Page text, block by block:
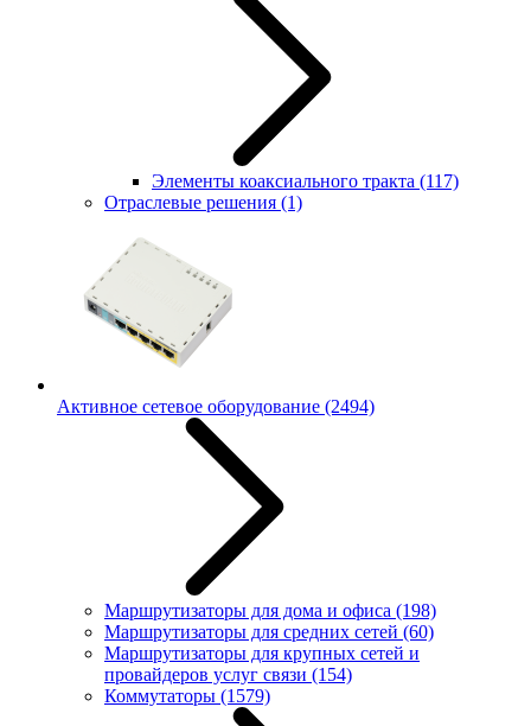
Элементы коаксиального тракта (117)
Отраслевые решения (1)
Активное сетевое оборудование (2494)
Маршрутизаторы для дома и офиса (198)
Маршрутизаторы для средних сетей (60)
Маршрутизаторы для крупных сетей и
провайдеров услуг связи (154)
Коммутаторы (1579)